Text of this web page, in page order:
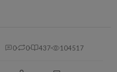
0 0 437 104517